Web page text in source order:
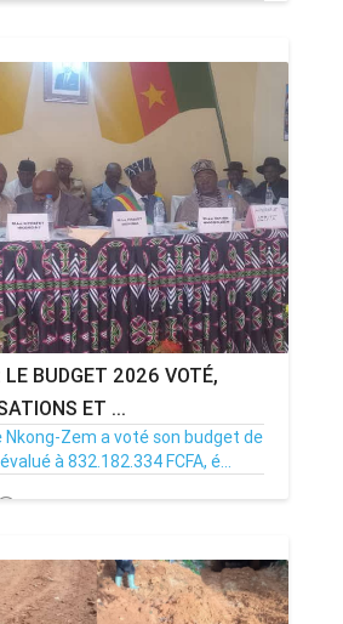
LE BUDGET 2026 VOTÉ,
ET ...
Nkong-Zem a voté son budget de
à 832.182.334 FCFA, é...
Par MenouActu 0